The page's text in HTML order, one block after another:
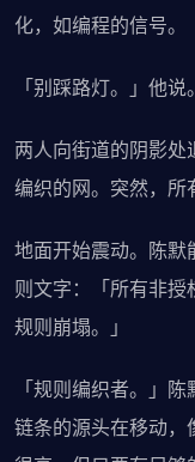
化，如编程的信号。
「别踩路灯。」他说。
两人向街道的阴影处
编织的网。突然，所
地面开始震动。陈默
则文字：「所有非授
规则崩塌。」
「规则编织者。」
链条的源头在移动，